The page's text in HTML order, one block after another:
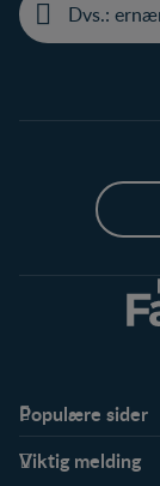
Populære sider
FAQ
Viktig melding